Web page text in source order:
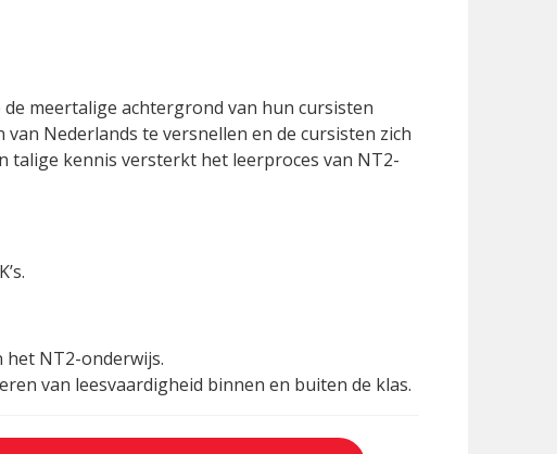
meertalige achtergrond van hun cursisten
Nederlands te versnellen en de cursisten zich
talige kennis versterkt het leerproces van NT2-
NT2-onderwijs.
van leesvaardigheid binnen en buiten de klas.